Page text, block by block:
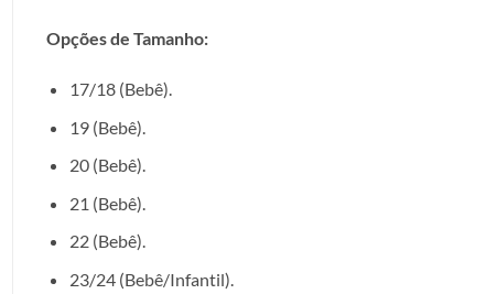
Opções de Tamanho:
17/18 (Bebê).
19 (Bebê).
20 (Bebê).
21 (Bebê).
22 (Bebê).
23/24 (Bebê/Infantil).